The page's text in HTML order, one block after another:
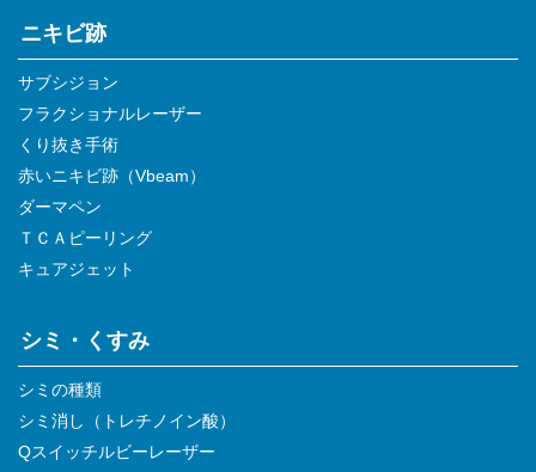
ニキビ跡
サブシジョン
フラクショナルレーザー
くり抜き手術
赤いニキビ跡（Vbeam）
ダーマペン
ＴＣＡピーリング
キュアジェット
シミ・くすみ
シミの種類
シミ消し（トレチノイン酸）
Qスイッチルビーレーザー